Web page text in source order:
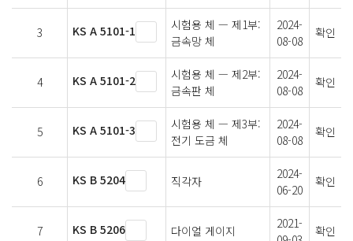
3 KS A 5101-1
시험용 체 — 제1부:
금속망 체
2024-
08-08
확인
4 KS A 5101-2
시험용 체 — 제2부:
금속판 체
2024-
08-08
확인
5 KS A 5101-3
시험용 체 — 제3부:
전기 도금 체
2024-
08-08
확인
6 KS B 5204 직각자
2024-
06-20
확인
7 KS B 5206 다이얼 게이지
2021-
확인